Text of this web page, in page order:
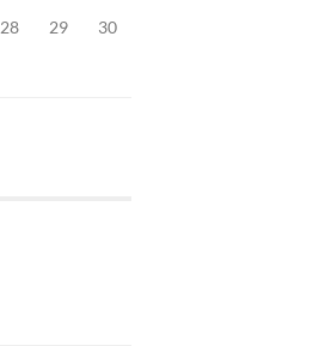
28 29 30